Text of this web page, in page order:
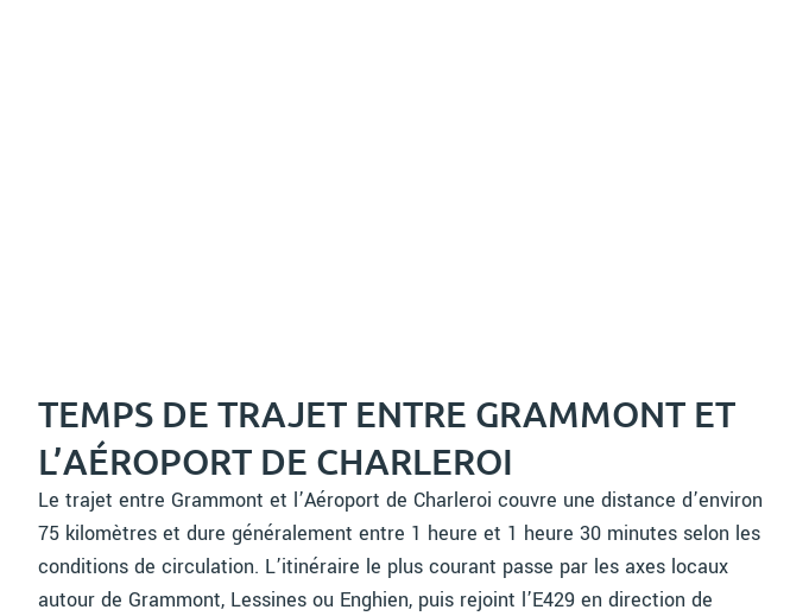
TEMPS DE TRAJET ENTRE GRAMMONT ET
L’AÉROPORT DE CHARLEROI
Le trajet entre Grammont et l’Aéroport de Charleroi couvre une distance d’environ
75 kilomètres et dure généralement entre 1 heure et 1 heure 30 minutes selon les
conditions de circulation. L’itinéraire le plus courant passe par les axes locaux
autour de Grammont, Lessines ou Enghien, puis rejoint l’E429 en direction de